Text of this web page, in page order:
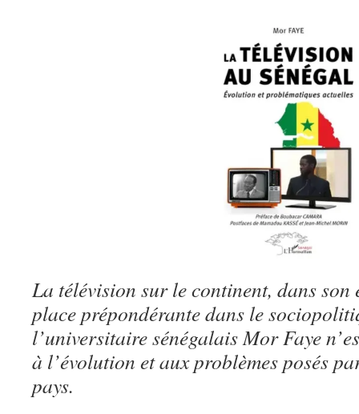
La télévision sur le continent, dans
place prépondérante dans le
l’universitaire sénégalais Mor Faye
à l’évolution et aux problèmes posés
pays.